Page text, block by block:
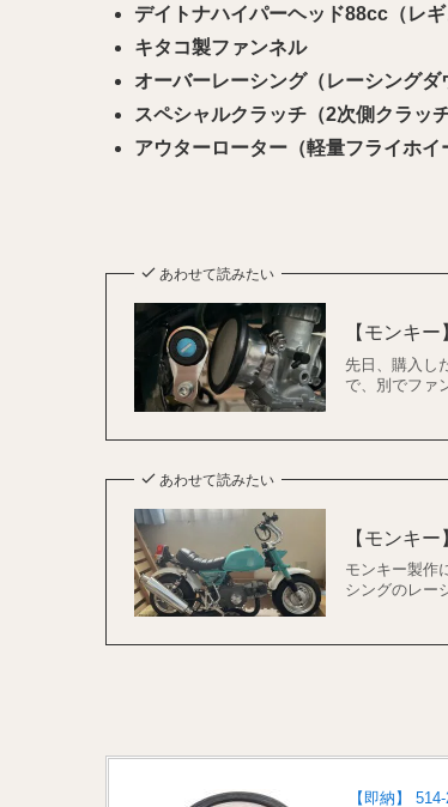
デイトナハイパーヘッド88cc（レギ
キタコ製ファンネル
オーバーレーシング（レーシングダ
スペシャルクラッチ（2次側クラッチ
アウターローター（軽量フライホイ
あわせて読みたい
【モンキ
先日、購入し
で、別でファ
あわせて読みたい
【モンキ
モンキー製作
シングのレー
【即納】